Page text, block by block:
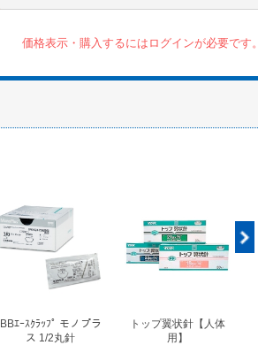
価格表示・購入するにはログインが必要です。
BBｴｰｽｸﾗｯﾌﾟ モノプラ
ス 1/2丸針
トップ翼状針【人体
用】